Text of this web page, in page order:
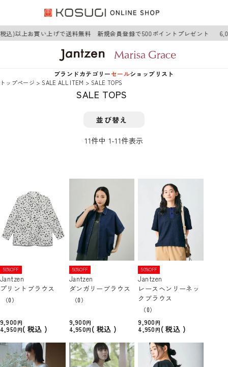
込)以上お買い上げで送料無料 新規会員登録で500ポイントプレゼント
ブランドカテゴリー
グッズ
セールショップリスト
トップページ SALE ALL ITEM SALE TOPS
SALE TOPS
並び替え
11件中 1-11件表示
50%OFF
Jantzen
プリントブラウス
（0）
9,900
4,950
税込
50%OFF
Jantzen
ダンガリーブラウス
（0）
9,900
4,950
税込
50%OFF
Jantzen
レースヘンリーネッ
クブラウス
（0）
9,900
4,950
税込